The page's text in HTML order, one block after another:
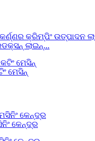
ଲାଇନ୍...
ମେସିନ୍
କେନ୍ଦ୍ର